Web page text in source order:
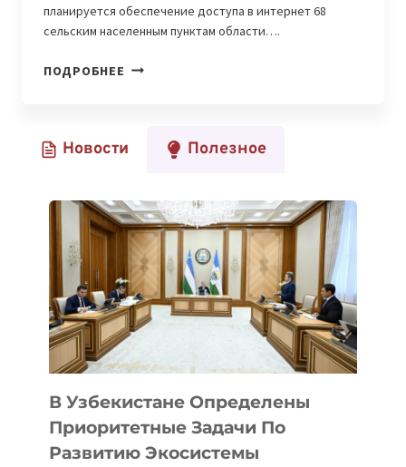
планируется обеспечение доступа в интернет 68
сельским населенным пунктам области….
ПОДРОБНЕЕ BEELINE,
РАСШИРЯЮТ
В
КАЗАХСТАНЕ
Новости Полезное
В Узбекистане Определены
Приоритетные Задачи По
Развитию Экосистемы